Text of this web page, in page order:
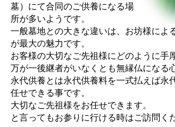
墓）にて合同のご供養になる場
所が多いようです。
一般墓地との大きな違いは、お坊様によ
が最大の魅力です。
お客様の大切なご先祖様にどのように手
万が一後継者がいなくとも無縁仏になる
永代供養とは永代供養料を一式払えば永
任せできる事です。
大切なご先祖様をお任せできます。
と言ってもお参りに行ける時はご訪問く